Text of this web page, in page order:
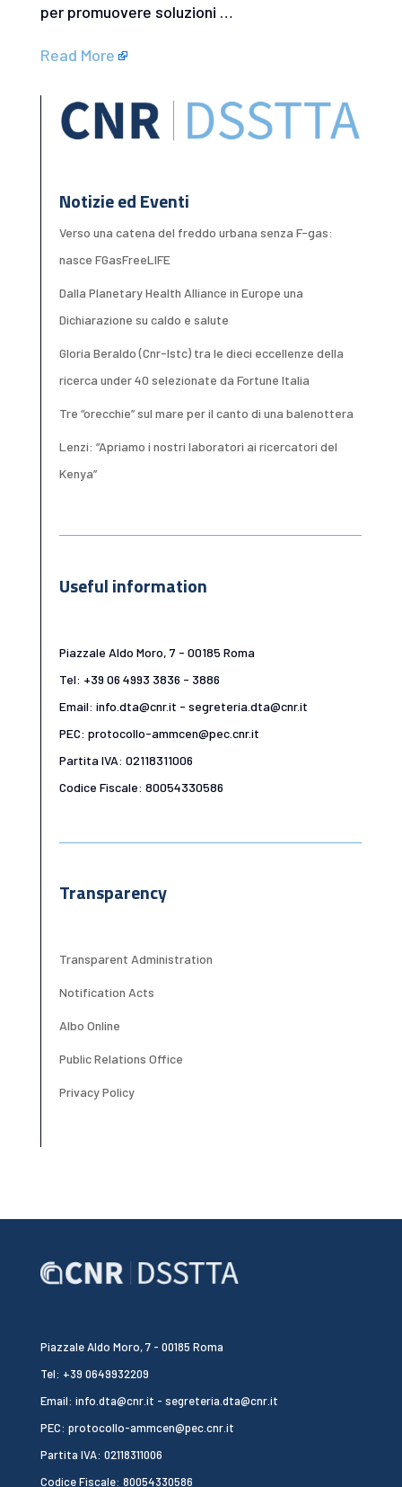
per promuovere soluzioni …
Read More
Notizie ed Eventi
Verso una catena del freddo urbana senza F-gas:
nasce FGasFreeLIFE
Dalla Planetary Health Alliance in Europe una
Dichiarazione su caldo e salute
Gloria Beraldo (Cnr-Istc) tra le dieci eccellenze della
ricerca under 40 selezionate da Fortune Italia
Tre “orecchie” sul mare per il canto di una balenottera
Lenzi: “Apriamo i nostri laboratori ai ricercatori del
Kenya”
Useful information
Piazzale Aldo Moro, 7 - 00185 Roma
Tel: +39 06 4993 3836 - 3886
Email: info.dta@cnr.it - segreteria.dta@cnr.it
PEC: protocollo-ammcen@pec.cnr.it
Partita IVA: 02118311006
Codice Fiscale: 80054330586
Transparency
Transparent Administration
Notification Acts
Albo Online
Public Relations Office
Privacy Policy
Piazzale Aldo Moro, 7 - 00185 Roma
Tel: +39 0649932209
Email: info.dta@cnr.it - segreteria.dta@cnr.it
PEC: protocollo-ammcen@pec.cnr.it
Partita IVA: 02118311006
Codice Fiscale: 80054330586